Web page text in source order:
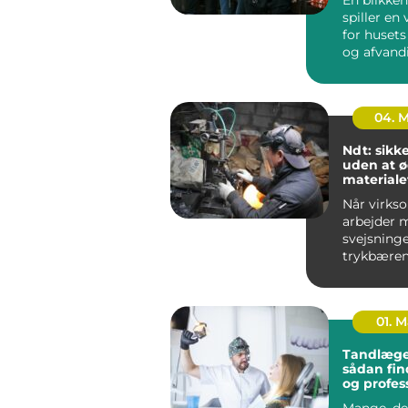
spiller en
for
og
04.
Ndt:
uden at
Når
arbejder
fe...
01.
sådan
og